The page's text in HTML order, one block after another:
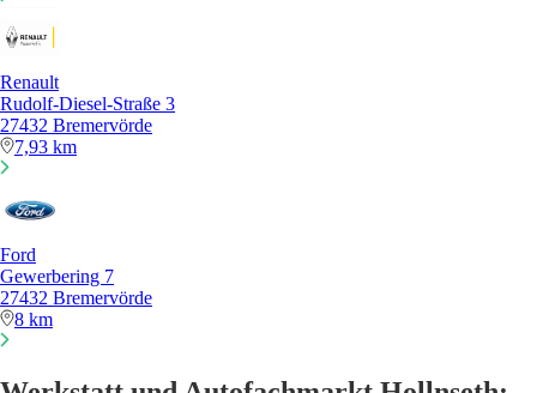
Renault
Rudolf-Diesel-Straße 3
27432 Bremervörde
7,93 km
Ford
Gewerbering 7
27432 Bremervörde
8 km